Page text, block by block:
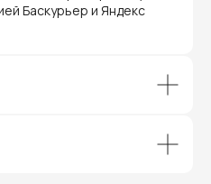
Баскурьер и Яндекс
центры
с АСЦ,
перебоев.